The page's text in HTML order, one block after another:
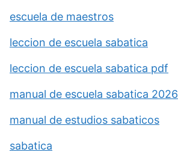
escuela de maestros
leccion de escuela sabatica
leccion de escuela sabatica pdf
manual de escuela sabatica 2026
manual de estudios sabaticos
sabatica